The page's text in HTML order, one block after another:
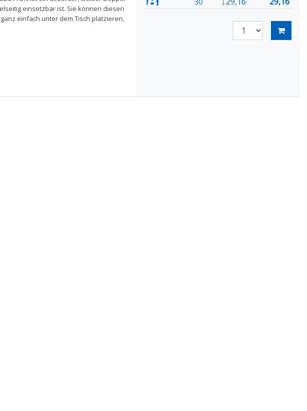
einsetzbar ist. Sie können diesen
einfach unter dem Tisch platzieren,